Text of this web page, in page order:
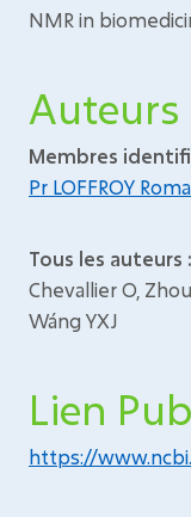
NMR in
Auteurs
Membres
Pr LOFFROY
Tous les auteurs :
Chevallier O,
Wáng YXJ
Lien
https://